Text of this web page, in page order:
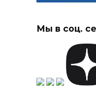
Мы в соц.